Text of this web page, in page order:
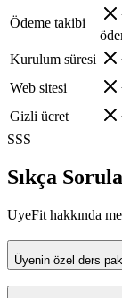
Ödeme takibi
Kurulum süresi
Web sitesi
Gizli ücret
SSS
Sıkça
UyeFit hakkında
Üyenin özel ders